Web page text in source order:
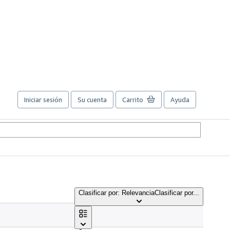
Iniciar sesión Su cuenta Carrito Ayuda
Clasificar por: RelevanciaClasificar por...